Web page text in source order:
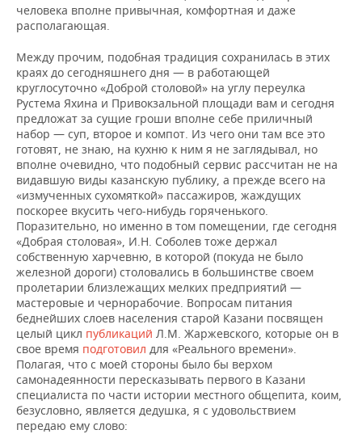
человека вполне привычная, комфортная и даже
располагающая.
Между прочим, подобная традиция сохранилась в этих
краях до сегодняшнего дня — в работающей
круглосуточно «Доброй столовой» на углу переулка
Рустема Яхина и Привокзальной площади вам и сегодня
предложат за сущие гроши вполне себе приличный
набор — суп, второе и компот. Из чего они там все это
готовят, не знаю, на кухню к ним я не заглядывал, но
вполне очевидно, что подобный сервис рассчитан не на
видавшую виды казанскую публику, а прежде всего на
«измученных сухомяткой» пассажиров, жаждущих
поскорее вкусить чего-нибудь горяченького.
Поразительно, но именно в том помещении, где сегодня
«Добрая столовая», И.Н. Соболев тоже держал
собственную харчевню, в которой (покуда не было
железной дороги) столовались в большинстве своем
пролетарии близлежащих мелких предприятий —
мастеровые и чернорабочие. Вопросам питания
беднейших слоев населения старой Казани посвящен
целый цикл публикаций Л.М. Жаржевского, которые он в
свое время подготовил для «Реального времени».
Полагая, что с моей стороны было бы верхом
самонадеянности пересказывать первого в Казани
специалиста по части истории местного общепита, коим,
безусловно, является дедушка, я с удовольствием
передаю ему слово: